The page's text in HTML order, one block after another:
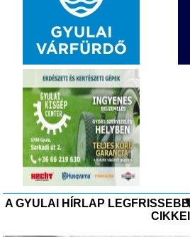
A GYULAI HÍRLAP LEGFRISSEBB
CIKKEI